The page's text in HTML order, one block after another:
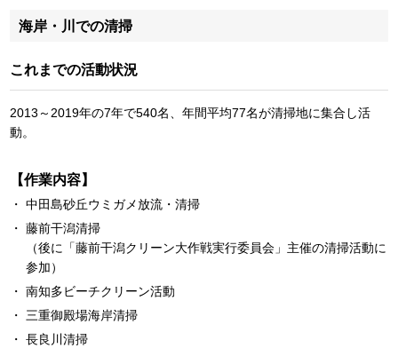
海岸・川での清掃
これまでの活動状況
2013～2019年の7年で540名、年間平均77名が清掃地に集合し活
動。
【作業内容】
中田島砂丘ウミガメ放流・清掃
藤前干潟清掃
（後に「藤前干潟クリーン大作戦実行委員会」主催の清掃活動に
参加）
南知多ビーチクリーン活動
三重御殿場海岸清掃
長良川清掃